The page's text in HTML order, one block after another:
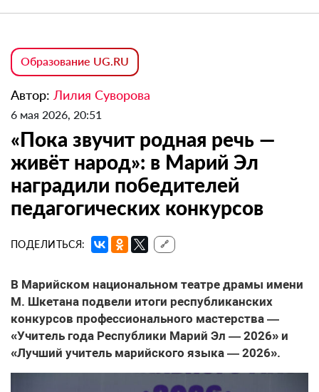
Образование UG.RU
Автор: Лилия Суворова
6 мая 2026, 20:51
«Пока звучит родная речь —
живёт народ»: в Марий Эл
наградили победителей
педагогических конкурсов
ПОДЕЛИТЬСЯ: 🔗
В Марийском национальном театре драмы имени
М. Шкетана подвели итоги республиканских
конкурсов профессионального мастерства —
«Учитель года Республики Марий Эл — 2026» и
«Лучший учитель марийского языка — 2026».